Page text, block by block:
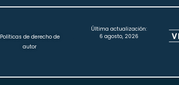
Políticas de derecho de
autor
Última actualización:
6 agosto, 2026